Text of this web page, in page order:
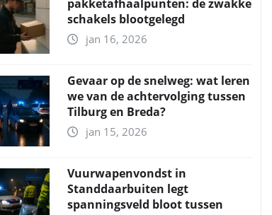
pakketafhaalpunten: de zwakke
schakels blootgelegd
jan 16, 2026
Gevaar op de snelweg: wat leren
we van de achtervolging tussen
Tilburg en Breda?
jan 15, 2026
Vuurwapenvondst in
Standdaarbuiten legt
spanningsveld bloot tussen